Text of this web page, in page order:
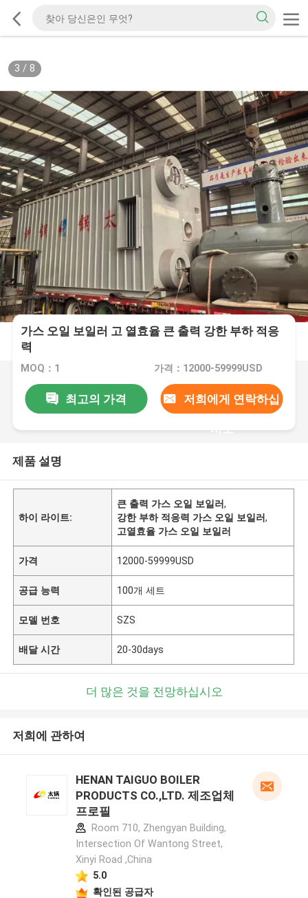
3 / 8
가스 오일 보일러 고 열효율 큰 출력 강한 부하 적응
력
MOQ：1 가격：12000-59999USD
최고의 가격 저희에게 연락하십
시오
제품 설명
하이 라이트:
큰 출력 가스 오일 보일러,
강한 부하 적응력 가스 오일 보일러,
고열효율 가스 오일 보일러
가격 12000-59999USD
공급 능력 100개 세트
모델 번호 SZS
배달 시간 20-30days
더 많은 것을 전망하십시오
저희에 관하여
HENAN TAIGUO BOILER
PRODUCTS CO.,LTD. 제조업체
프로필
Room 710, Zhengyan Building,
Intersection Of Wantong Street,
Xinyi Road ,China
5.0
확인된 공급자